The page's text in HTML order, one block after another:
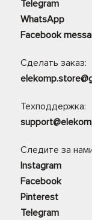
Telegram
WhatsApp
Facebook
Сделать заказ:
Техподдержка:
Следите за
Instagram
Facebook
Pinterest
Telegram